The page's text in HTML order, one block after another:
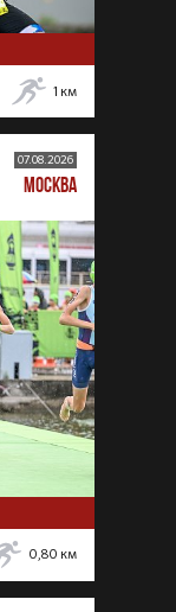
1 км
07.08.2026
МОСКВА
0,80 км